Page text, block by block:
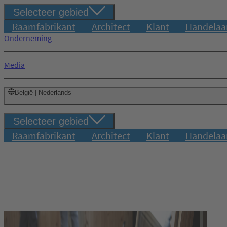
Selecteer gebied
Raamfabrikant Architect Klant
Onderneming
Media
België | Nederlands
Selecteer gebied
Raamfabrikant Architect Klant